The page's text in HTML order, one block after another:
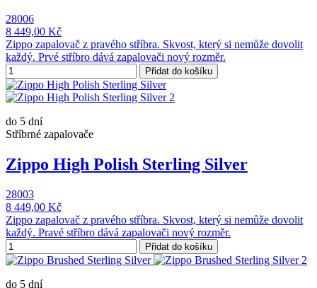
28006
8 449,00 Kč
Zippo zapalovač z pravého stříbra. Skvost, který si nemůže dovolit
každý. Prvé stříbro dává zapalovači nový rozměr.
Přidat do košíku
do 5 dní
Stříbrné zapalovače
Zippo High Polish Sterling Silver
28003
8 449,00 Kč
Zippo zapalovač z pravého stříbra. Skvost, který si nemůže dovolit
každý. Pravé stříbro dává zapalovači nový rozměr.
Přidat do košíku
do 5 dní